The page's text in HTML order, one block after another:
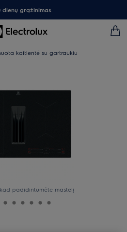
dienų grąžinimas
kaitlentė su gartraukiu
padidintumėte mastelį